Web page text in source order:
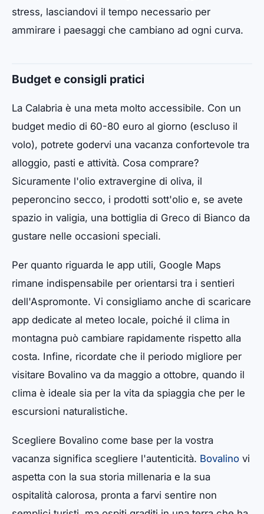
stress, lasciandovi il tempo necessario per
ammirare i paesaggi che cambiano ad ogni curva.
Budget e consigli pratici
La Calabria è una meta molto accessibile. Con un
budget medio di 60-80 euro al giorno (escluso il
volo), potrete godervi una vacanza confortevole tra
alloggio, pasti e attività. Cosa comprare?
Sicuramente l'olio extravergine di oliva, il
peperoncino secco, i prodotti sott'olio e, se avete
spazio in valigia, una bottiglia di Greco di Bianco da
gustare nelle occasioni speciali.
Per quanto riguarda le app utili, Google Maps
rimane indispensabile per orientarsi tra i sentieri
dell'Aspromonte. Vi consigliamo anche di scaricare
app dedicate al meteo locale, poiché il clima in
montagna può cambiare rapidamente rispetto alla
costa. Infine, ricordate che il periodo migliore per
visitare Bovalino va da maggio a ottobre, quando il
clima è ideale sia per la vita da spiaggia che per le
escursioni naturalistiche.
Scegliere Bovalino come base per la vostra
vacanza significa scegliere l'autenticità. Bovalino vi
aspetta con la sua storia millenaria e la sua
ospitalità calorosa, pronta a farvi sentire non